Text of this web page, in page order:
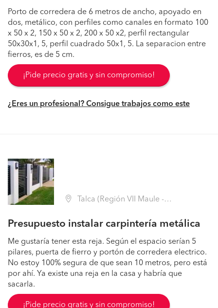
Porto de corredera de 6 metros de ancho, apoyado en
dos, metálico, con perfiles como canales en formato 100
x 50 x 2, 150 x 50 x 2, 200 x 50 x2, perfil rectangular
50x30x1, 5, perfil cuadrado 50x1, 5. La separacion entre
fierros, es de 5 cm.
¡Pide precio gratis y sin compromiso!
¿Eres un profesional? Consigue trabajos como este
Talca (Región VII Maule - Talca)
Presupuesto instalar carpintería metálica
Me gustaría tener esta reja. Según el espacio serían 5
pilares, puerta de fierro y portón de corredera electrico.
No estoy 100% segura de que sean 10 metros, pero está
por ahí. Ya existe una reja en la casa y habría que
sacarla.
¡Pide precio gratis y sin compromiso!